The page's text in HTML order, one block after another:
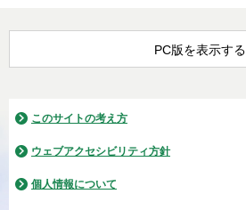
PC版を表示する
このサイトの考え方
ウェブアクセシビリティ方針
個人情報について